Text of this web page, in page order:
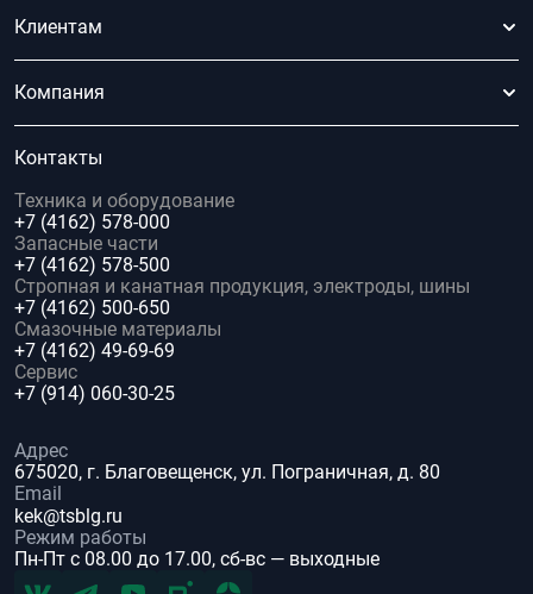
Клиентам
Компания
Контакты
Техника и оборудование
+7 (4162) 578-000
Запасные части
+7 (4162) 578-500
Стропная и канатная продукция, электроды, шины
+7 (4162) 500-650
Смазочные материалы
+7 (4162) 49-69-69
Сервис
+7 (914) 060-30-25
Адрес
675020, г. Благовещенск, ул. Пограничная, д. 80
Email
kek@tsblg.ru
Режим работы
Пн-Пт с 08.00 до 17.00, сб-вс — выходные